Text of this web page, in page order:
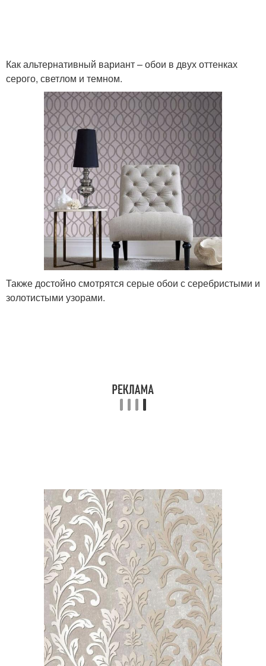
Как альтернативный вариант – обои в двух оттенках
серого, светлом и темном.
Также достойно смотрятся серые обои с серебристыми и
золотистыми узорами.